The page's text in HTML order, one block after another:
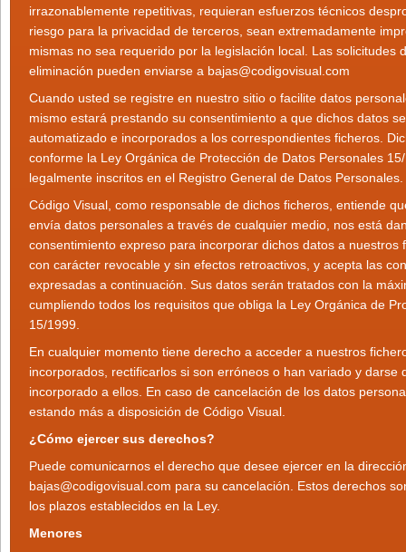
irrazonablemente repetitivas, requieran esfuerzos técnicos
riesgo para la privacidad de terceros, sean extremadamente
mismas no sea requerido por la legislación local. Las solicitudes
eliminación pueden enviarse a bajas@codigovisual.com
Cuando usted se registre en nuestro sitio o facilite datos
mismo estará prestando su consentimiento a que dichos datos
automatizado e incorporados a los correspondientes ficheros.
conforme la Ley Orgánica de Protección de Datos Personales
legalmente inscritos en el Registro General de Datos Personales.
Código Visual, como responsable de dichos ficheros, entiende
envía datos personales a través de cualquier medio, nos está
consentimiento expreso para incorporar dichos datos a nuestros
con carácter revocable y sin efectos retroactivos, y acepta las
expresadas a continuación. Sus datos serán tratados con la
cumpliendo todos los requisitos que obliga la Ley Orgánica de
15/1999.
En cualquier momento tiene derecho a acceder a nuestros
incorporados, rectificarlos si son erróneos o han variado y darse
incorporado a ellos. En caso de cancelación de los datos
estando más a disposición de Código Visual.
¿Cómo ejercer sus derechos?
Puede comunicarnos el derecho que desee ejercer en la
bajas@codigovisual.com para su cancelación. Estos derechos
los plazos establecidos en la Ley.
Menores